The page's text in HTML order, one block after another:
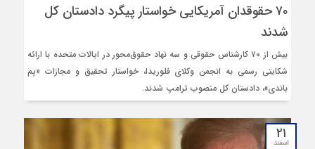
۷۰ حقوقدان آمریکایی خواستار پیگرد دادستان کل
شدند
بیش از ۷۰ کارشناس حقوقی و سه نهاد حقوق‌محور در ایالات متحده با ارائه
شکایتی رسمی به انجمن وکلای فلوریدا، خواستار تحقیق و مجازات «پم
باندی»، دادستان کل منصوب ترامپ شدند.
۲۱
اسفند